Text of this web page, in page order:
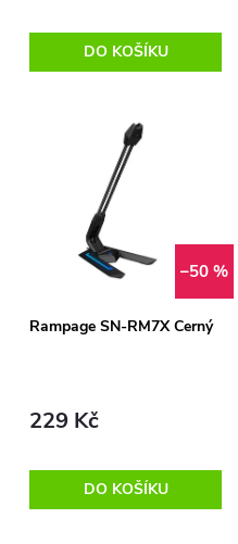
o
d
ů
o
ů
DO KOŠÍKU
–50 %
Rampage SN-RM7X Černý
229 Kč
DO KOŠÍKU